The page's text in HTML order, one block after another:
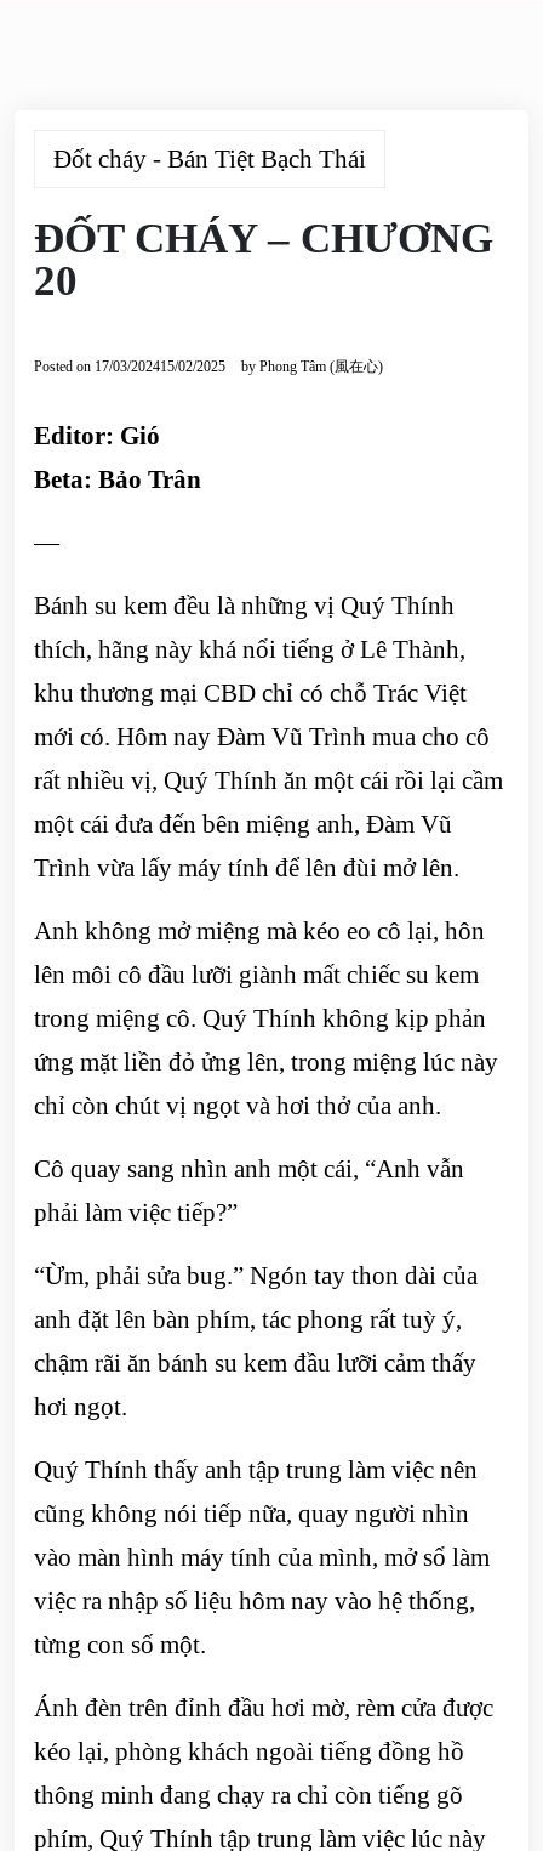
Đốt cháy - Bán Tiệt Bạch Thái
ĐỐT CHÁY – CHƯƠNG
20
Posted on 17/03/202415/02/2025 by Phong Tâm (風在心)
Editor: Gió
Beta: Bảo Trân
—
Bánh su kem đều là những vị Quý Thính
thích, hãng này khá nổi tiếng ở Lê Thành,
khu thương mại CBD chỉ có chỗ Trác Việt
mới có. Hôm nay Đàm Vũ Trình mua cho cô
rất nhiều vị, Quý Thính ăn một cái rồi lại cầm
một cái đưa đến bên miệng anh, Đàm Vũ
Trình vừa lấy máy tính để lên đùi mở lên.
Anh không mở miệng mà kéo eo cô lại, hôn
lên môi cô đầu lưỡi giành mất chiếc su kem
trong miệng cô. Quý Thính không kịp phản
ứng mặt liền đỏ ửng lên, trong miệng lúc này
chỉ còn chút vị ngọt và hơi thở của anh.
Cô quay sang nhìn anh một cái, “Anh vẫn
phải làm việc tiếp?”
“Ừm, phải sửa bug.” Ngón tay thon dài của
anh đặt lên bàn phím, tác phong rất tuỳ ý,
chậm rãi ăn bánh su kem đầu lưỡi cảm thấy
hơi ngọt.
Quý Thính thấy anh tập trung làm việc nên
cũng không nói tiếp nữa, quay người nhìn
vào màn hình máy tính của mình, mở sổ làm
việc ra nhập số liệu hôm nay vào hệ thống,
từng con số một.
Ánh đèn trên đỉnh đầu hơi mờ, rèm cửa được
kéo lại, phòng khách ngoài tiếng đồng hồ
thông minh đang chạy ra chỉ còn tiếng gõ
phím, Quý Thính tập trung làm việc lúc này